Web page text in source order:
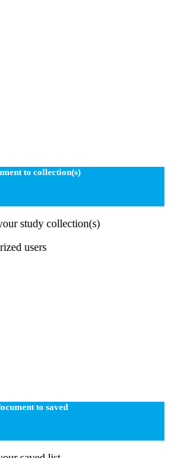
to collection(s)
study collection(s)
users
to saved